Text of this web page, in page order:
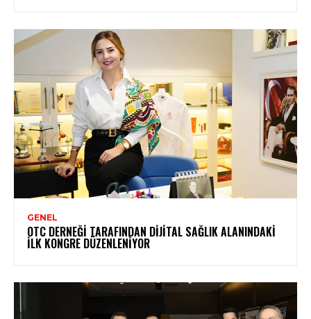
GENEL
OTC DERNEĞI TARAFINDAN DIJITAL SAĞLIK ALANINDAKI
İLK KONGRE DÜZENLENIYOR